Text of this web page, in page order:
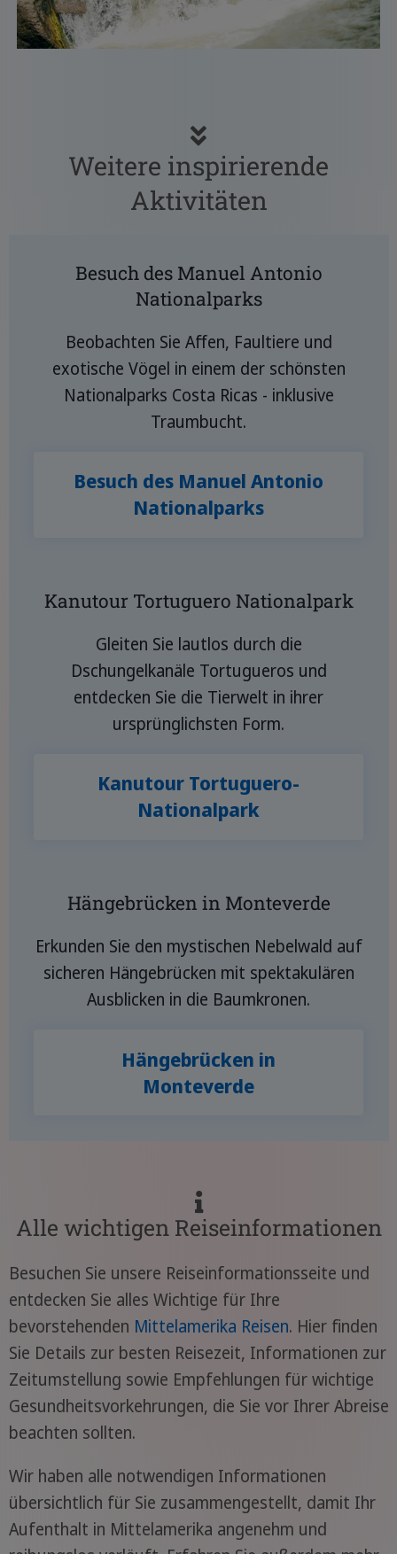
Weitere inspirierende
Aktivitäten
Besuch des Manuel Antonio
Nationalparks
Beobachten Sie Affen, Faultiere und
exotische Vögel in einem der schönsten
Nationalparks Costa Ricas - inklusive
Traumbucht.
Besuch des Manuel Antonio
Nationalparks
Kanutour Tortuguero Nationalpark
Gleiten Sie lautlos durch die
Dschungelkanäle Tortugueros und
entdecken Sie die Tierwelt in ihrer
ursprünglichsten Form.
Kanutour Tortuguero-
Nationalpark
Hängebrücken in Monteverde
Erkunden Sie den mystischen Nebelwald auf
sicheren Hängebrücken mit spektakulären
Ausblicken in die Baumkronen.
Hängebrücken in
Monteverde
Alle wichtigen Reiseinformationen
Besuchen Sie unsere Reiseinformationsseite und
entdecken Sie alles Wichtige für Ihre
bevorstehenden Mittelamerika Reisen. Hier finden
Sie Details zur besten Reisezeit, Informationen zur
Zeitumstellung sowie Empfehlungen für wichtige
Gesundheitsvorkehrungen, die Sie vor Ihrer Abreise
beachten sollten.
Wir haben alle notwendigen Informationen
übersichtlich für Sie zusammengestellt, damit Ihr
Aufenthalt in Mittelamerika angenehm und